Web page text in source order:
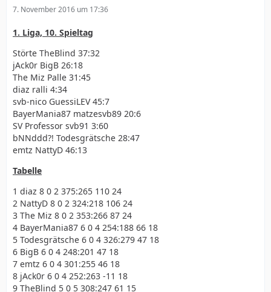
7. November 2016 um 17:36
1. Liga, 10. Spieltag
Störte TheBlind 37:32
jAck0r BigB 26:18
The Miz Palle 31:45
diaz ralli 4:34
svb-nico GuessiLEV 45:7
BayerMania87 matzesvb89 20:6
SV Professor svb91 3:60
bNNddd?! Todesgrätsche 28:47
emtz NattyD 46:13
Tabelle
1 diaz 8 0 2 375:265 110 24
2 NattyD 8 0 2 324:218 106 24
3 The Miz 8 0 2 353:266 87 24
4 BayerMania87 6 0 4 254:188 66 18
5 Todesgrätsche 6 0 4 326:279 47 18
6 BigB 6 0 4 248:201 47 18
7 emtz 6 0 4 301:255 46 18
8 jAck0r 6 0 4 252:263 -11 18
9 TheBlind 5 0 5 308:247 61 15